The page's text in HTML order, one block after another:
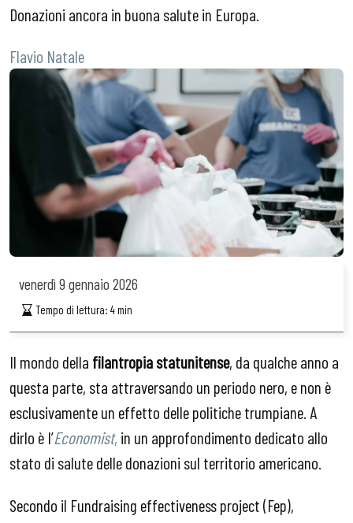
Donazioni ancora in buona salute in Europa.
Flavio Natale
venerdì 9 gennaio 2026
Tempo di lettura:4min
Il mondo della filantropia statunitense, da qualche anno a
questa parte, sta attraversando un periodo nero, e non è
esclusivamente un effetto delle politiche trumpiane. A
dirlo è l’Economist, in un approfondimento dedicato allo
stato di salute delle donazioni sul territorio americano.
Secondo il Fundraising effectiveness project (Fep),